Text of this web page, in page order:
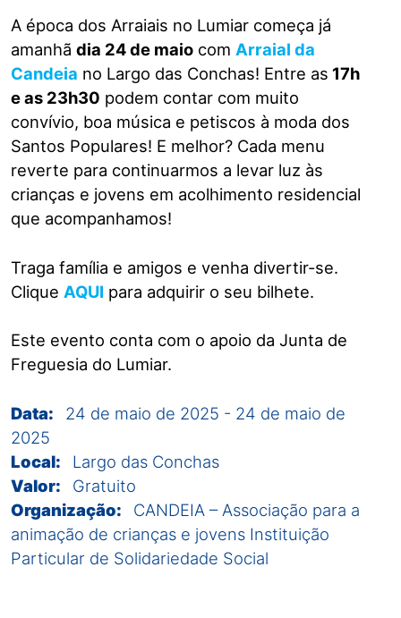
A época dos Arraiais no Lumiar começa já
amanhã dia 24 de maio com Arraial da
Candeia no Largo das Conchas! Entre as 17h
e as 23h30 podem contar com muito
convívio, boa música e petiscos à moda dos
Santos Populares! E melhor? Cada menu
reverte para continuarmos a levar luz às
crianças e jovens em acolhimento residencial
que acompanhamos!
Traga família e amigos e venha divertir-se.
Clique AQUI para adquirir o seu bilhete.
Este evento conta com o apoio da Junta de
Freguesia do Lumiar.
Data: 24 de maio de 2025 - 24 de maio de
2025
Local:
Largo das Conchas
Valor:
Gratuito
Organização:
CANDEIA – Associação para a
animação de crianças e jovens Instituição
Particular de Solidariedade Social